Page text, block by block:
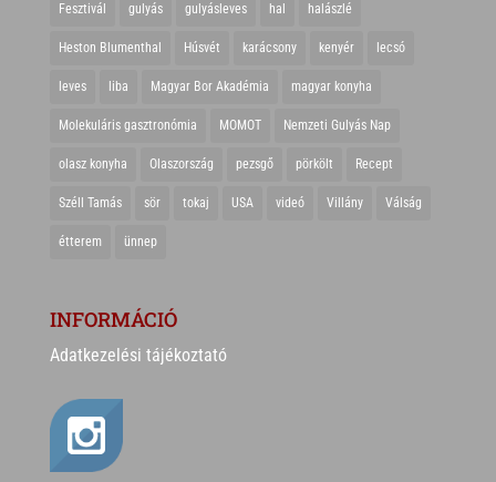
Fesztivál gulyás gulyásleves hal halászlé
Heston Blumenthal Húsvét karácsony kenyér lecsó
leves liba Magyar Bor Akadémia magyar konyha
Molekuláris gasztronómia MOMOT Nemzeti Gulyás Nap
olasz konyha Olaszország pezsgő pörkölt Recept
Széll Tamás sör tokaj USA videó Villány Válság
étterem ünnep
INFORMÁCIÓ
Adatkezelési tájékoztató